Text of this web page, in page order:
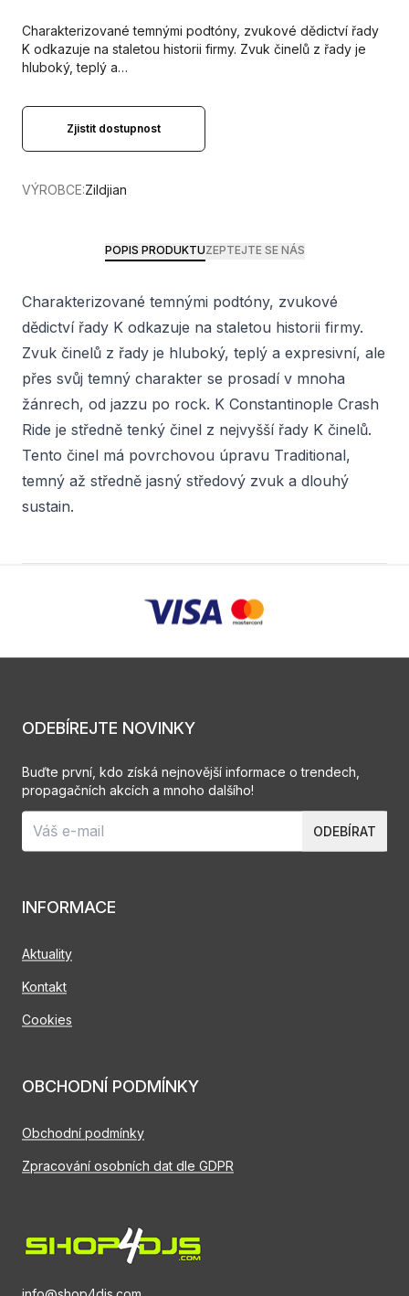
Charakterizované temnými podtóny, zvukové dědictví řady
K odkazuje na staletou historii firmy. Zvuk činelů z řady je
hluboký, teplý a…
Zjistit dostupnost
VÝROBCE:Zildjian
POPIS PRODUKTUZEPTEJTE SE NÁS
Charakterizované temnými podtóny, zvukové
dědictví řady K odkazuje na staletou historii firmy.
Zvuk činelů z řady je hluboký, teplý a expresivní, ale
přes svůj temný charakter se prosadí v mnoha
žánrech, od jazzu po rock. K Constantinople Crash
Ride je středně tenký činel z nejvyšší řady K činelů.
Tento činel má povrchovou úpravu Traditional,
temný až středně jasný středový zvuk a dlouhý
sustain.
INFORMACE
Aktuality
Kontakt
Cookies
OBCHODNÍ PODMÍNKY
Obchodní podmínky
Zpracování osobních dat dle GDPR
ODEBÍREJTE NOVINKY
Buďte první, kdo získá nejnovější informace o trendech,
propagačních akcích a mnoho dalšího!
ODEBÍRAT